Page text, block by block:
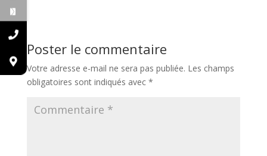
Poster le commentaire
Votre adresse e-mail ne sera pas publiée. Les champs
obligatoires sont indiqués avec *